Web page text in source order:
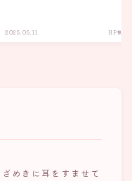
2025.05.11 HP制作
めきに耳をすませて